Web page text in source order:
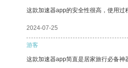
这款加速器app的安全性很高，使用过
2024-07-25
游客
这款加速器app简直是居家旅行必备神